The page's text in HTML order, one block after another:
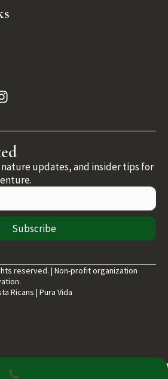
updates, and insider tips for
Subscribe
reserved. | Non-profit organization
Ricans | Pura Vida